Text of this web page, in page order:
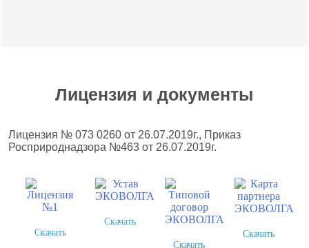
Лицензия и документы
Лицензия № 073 0260 от 26.07.2019г., Приказ
Росприроднадзора №463 от 26.07.2019г.
Скачать
Скачать
Скачать
Скачать